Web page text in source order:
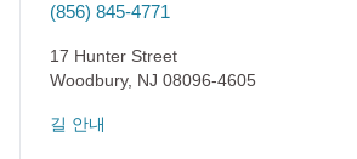
(856) 845-4771
17 Hunter Street
Woodbury, NJ 08096-4605
길 안내